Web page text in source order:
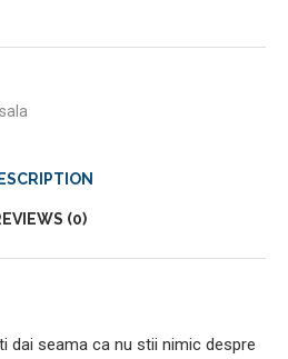
(0)
dai seama ca nu stii nimic despre